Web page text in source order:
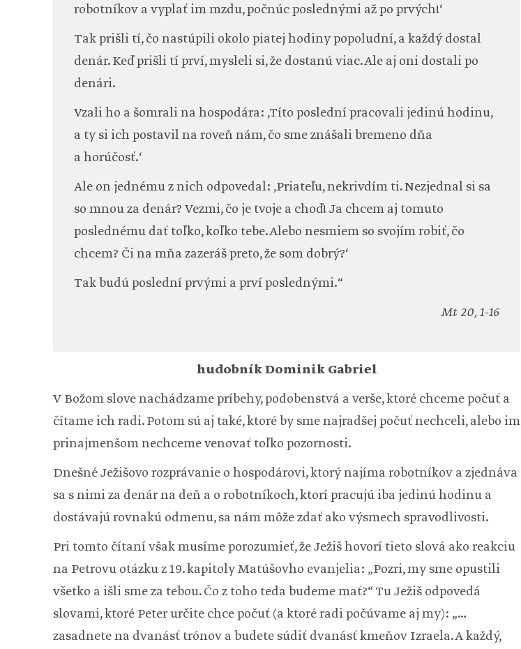
robotníkov a vyplať im mzdu, počnúc poslednými až po prvých!‘
Tak prišli tí, čo nastúpili okolo piatej hodiny popoludní, a každý dostal
denár. Keď prišli tí prví, mysleli si, že dostanú viac. Ale aj oni dostali po
denári.
Vzali ho a šomrali na hospodára: ‚Títo poslední pracovali jedinú hodinu,
a ty si ich postavil na roveň nám, čo sme znášali bremeno dňa
a horúčosť.‘
Ale on jednému z nich odpovedal: ‚Priateľu, nekrivdím ti. Nezjednal si sa
so mnou za denár? Vezmi, čo je tvoje a choď! Ja chcem aj tomuto
poslednému dať toľko, koľko tebe. Alebo nesmiem so svojím robiť, čo
chcem? Či na mňa zazeráš preto, že som dobrý?‘
Tak budú poslední prvými a prví poslednými.“
Mt 20, 1-16
hudobník Dominik Gabriel
V Božom slove nachádzame príbehy, podobenstvá a verše, ktoré chceme počuť a
čítame ich radi. Potom sú aj také, ktoré by sme najradšej počuť nechceli, alebo im
prinajmenšom nechceme venovať toľko pozornosti.
Dnešné Ježišovo rozprávanie o hospodárovi, ktorý najíma robotníkov a zjednáva
sa s nimi za denár na deň a o robotníkoch, ktorí pracujú iba jedinú hodinu a
dostávajú rovnakú odmenu, sa nám môže zdať ako výsmech spravodlivosti.
Pri tomto čítaní však musíme porozumieť, že Ježiš hovorí tieto slová ako reakciu
na Petrovu otázku z 19. kapitoly Matúšovho evanjelia: „Pozri, my sme opustili
všetko a išli sme za tebou. Čo z toho teda budeme mať?“ Tu Ježiš odpovedá
slovami, ktoré Peter určite chce počuť (a ktoré radi počúvame aj my): „…
zasadnete na dvanásť trónov a budete súdiť dvanásť kmeňov Izraela. A každý,